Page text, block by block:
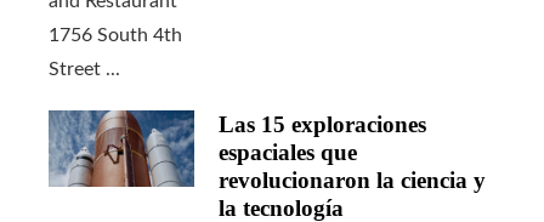
Las 15 exploraciones
espaciales que
revolucionaron la ciencia y
la tecnología